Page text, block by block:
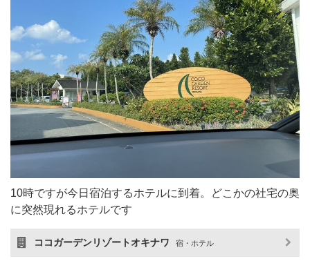
10時ですが今日宿泊するホテルに到着。どこかの社宅の奥
に突然現れるホテルです
ココガーデンリゾートオキナワ 宿・ホテル